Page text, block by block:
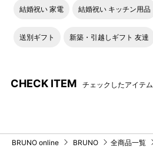
結婚祝い 家電 結婚祝い キッチン用品
送別ギフト 新築・引越しギフト 友達
CHECK ITEM チェックしたアイテム
BRUNO online BRUNO 全商品一覧